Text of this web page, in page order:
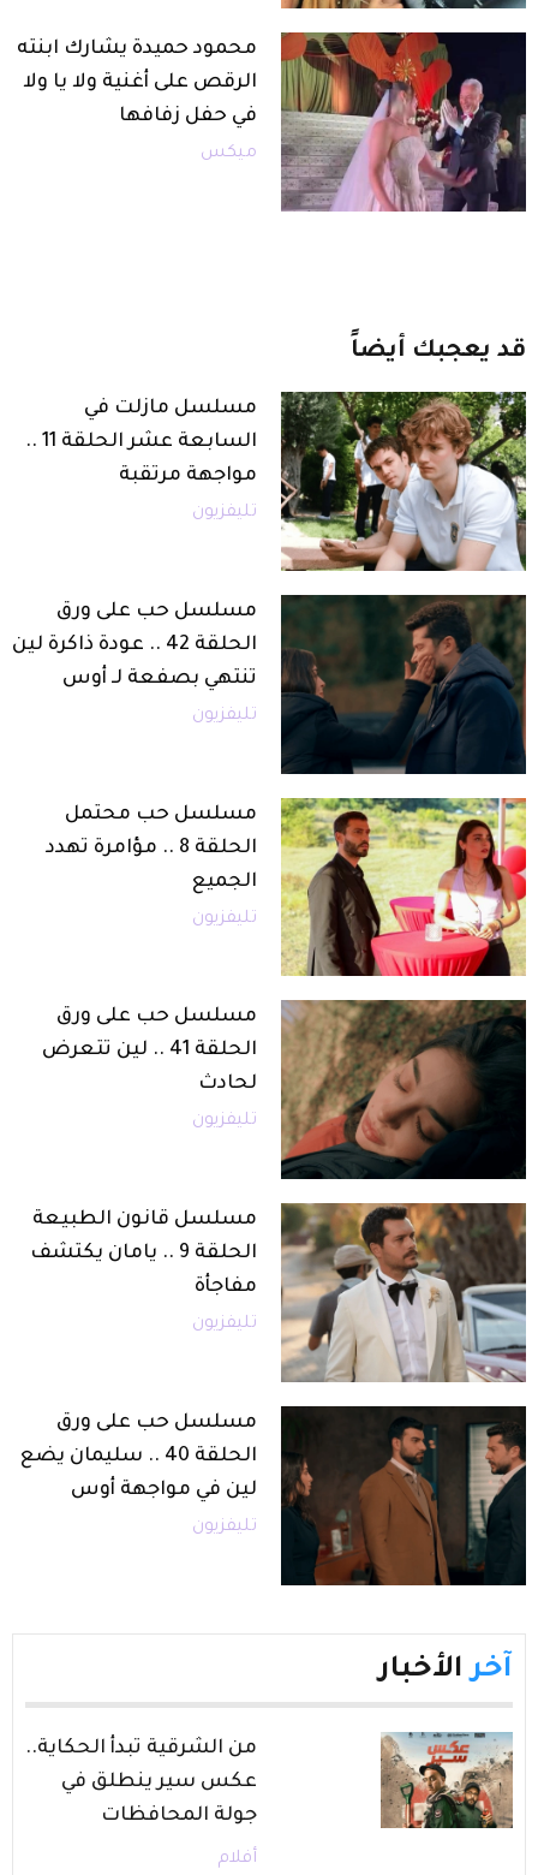
محمود حميدة يشارك ابنته
الرقص على أغنية ولا يا ولا
في حفل زفافها
ميكس
قد يعجبك أيضاً
مسلسل مازلت في
السابعة عشر الحلقة 11 ..
مواجهة مرتقبة
تليفزيون
مسلسل حب على ورق
الحلقة 42 .. عودة ذاكرة لين
تنتهي بصفعة لـ أوس
تليفزيون
مسلسل حب محتمل
الحلقة 8 .. مؤامرة تهدد
الجميع
تليفزيون
مسلسل حب على ورق
الحلقة 41 .. لين تتعرض
لحادث
تليفزيون
مسلسل قانون الطبيعة
الحلقة 9 .. يامان يكتشف
مفاجأة
تليفزيون
مسلسل حب على ورق
الحلقة 40 .. سليمان يضع
لين في مواجهة أوس
تليفزيون
آخر الأخبار
من الشرقية تبدأ الحكاية..
عكس سير ينطلق في
جولة المحافظات
أفلام